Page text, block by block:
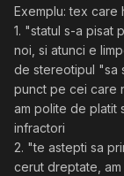
Exemplu: tex care
1. "statul s-a pisat
noi, si atunci e
de stereotipul "sa
punct pe cei care
am polite de platit
infractori
2. "te astepti sa
cerut dreptate,